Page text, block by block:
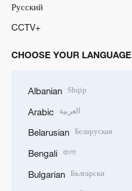
Русский
CCTV+
CHOOSE YOUR LANGUAGE
Albanian Shqip
Arabic العربية
Belarusian Беларуская
Bengali বাংলা
Bulgarian Български